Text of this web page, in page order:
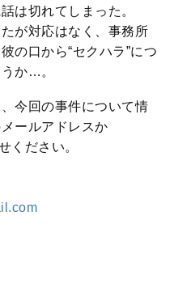
は切れてしまった。
が対応はなく、事務所
の口から“セクハラ”につ
か…。
今回の事件について情
ールアドレスか
ください。